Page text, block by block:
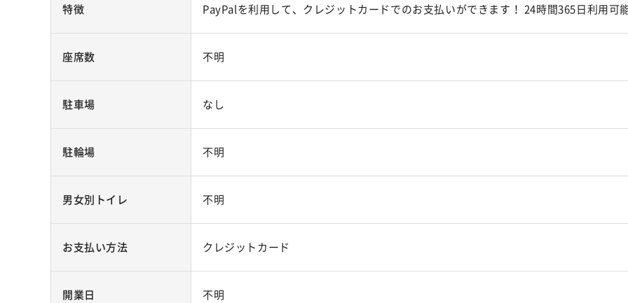
特徴 PayPalを利用して、クレジットカードでのお支払いができます！ 24時間365日利用可
座席数 不明
駐車場 なし
駐輪場 不明
男女別トイレ 不明
お支払い方法 クレジットカード
開業日 不明